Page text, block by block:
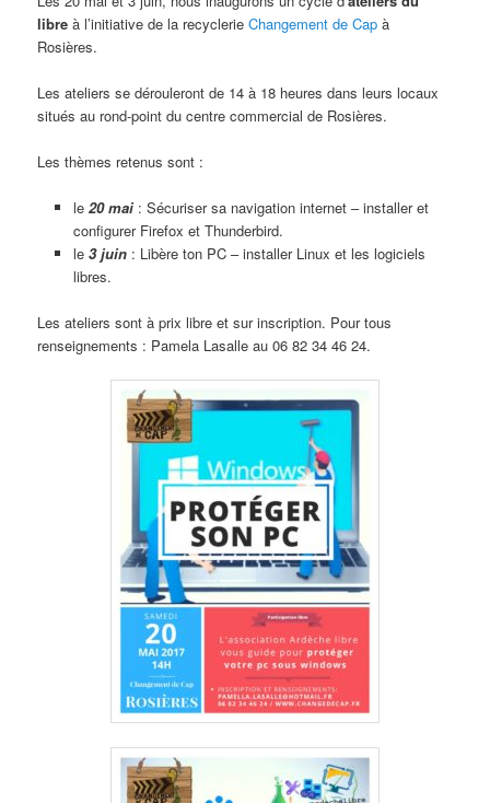
libre à l’initiative de la recyclerieChangement de Cap à
Rosières.
Les ateliers se dérouleront de 14 à 18 heures dans leurs locaux
situés au rond-point du centre commercial de Rosières.
Les thèmes retenus sont :
le 20 mai: Sécuriser sa navigation internet – installer et
configurer Firefox et Thunderbird.
le 3 juin: Libère ton PC – installer Linux et les logiciels
libres.
Les ateliers sont à prix libre et sur inscription. Pour tous
renseignements : Pamela Lasalle au 06 82 34 46 24.